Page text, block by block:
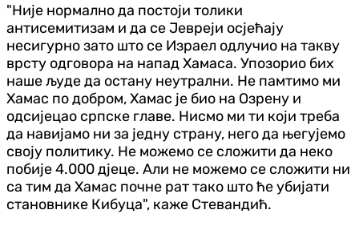
"Није нормално да постоји толики
антисемитизам и да се Јевреји осјећају
несигурно зато што се Израел одлучио на такву
врсту одговора на напад Хамаса. Упозорио бих
наше људе да остану неутрални. Не памтимо ми
Хамас по добром, Хамас је био на Озрену и
одсијецао српске главе. Нисмо ми ти који треба
да навијамо ни за једну страну, него да његујемо
своју политику. Не можемо се сложити да неко
побије 4.000 дјеце. Али не можемо се сложити ни
са тим да Хамас почне рат тако што ће убијати
становнике Кибуца", каже Стевандић.